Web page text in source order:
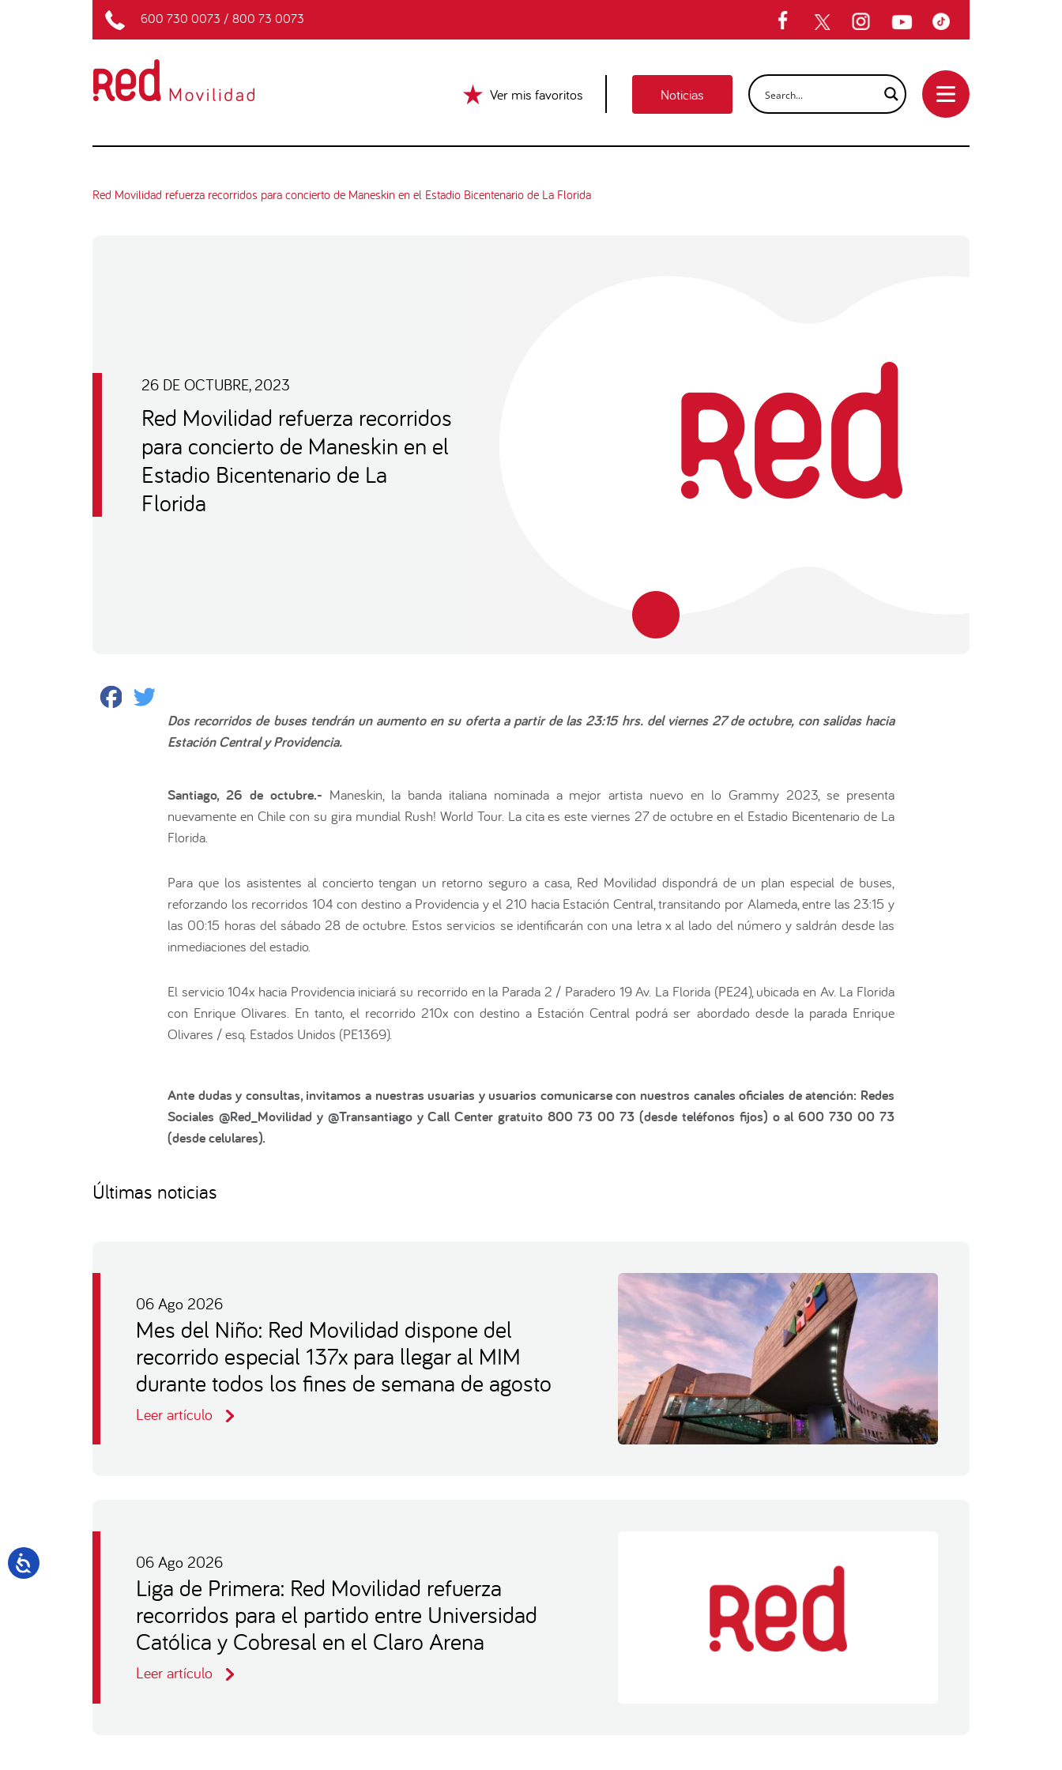
600 730 0073 / 800 73 0073
Ver mis favoritos Noticias
Red Movilidad refuerza recorridos para concierto de Maneskin en el Estadio Bicentenario de La Florida
26 DE OCTUBRE, 2023
Red Movilidad refuerza recorridos
para concierto de Maneskin en el
Estadio Bicentenario de La
Florida
Facebook
Dos recorridos de buses tendrán un aumento en su oferta a partir de las 23:15 hrs. del viernes 27 de octubre, con salidas hacia
Estación Central y Providencia.
Santiago, 26 de octubre.- Maneskin, la banda italiana nominada a mejor artista nuevo en lo Grammy 2023, se presenta
nuevamente en Chile con su gira mundial Rush! World Tour. La cita es este viernes 27 de octubre en el Estadio Bicentenario de La
Florida.
Para que los asistentes al concierto tengan un retorno seguro a casa, Red Movilidad dispondrá de un plan especial de buses,
reforzando los recorridos 104 con destino a Providencia y el 210 hacia Estación Central, transitando por Alameda, entre las 23:15 y
las 00:15 horas del sábado 28 de octubre. Estos servicios se identificarán con una letra x al lado del número y saldrán desde las
inmediaciones del estadio.
El servicio 104x hacia Providencia iniciará su recorrido en la Parada 2 / Paradero 19 Av. La Florida (PE24), ubicada en Av. La Florida
con Enrique Olivares. En tanto, el recorrido 210x con destino a Estación Central podrá ser abordado desde la parada Enrique
Olivares / esq. Estados Unidos (PE1369).
Ante dudas y consultas, invitamos a nuestras usuarias y usuarios comunicarse con nuestros canales oficiales de atención: Redes
Sociales @Red_Movilidad y @Transantiago y Call Center gratuito 800 73 00 73 (desde teléfonos fijos) o al 600 730 00 73
(desde celulares).
Últimas noticias
06 Ago 2026
Mes del Niño: Red Movilidad dispone del
recorrido especial 137x para llegar al MIM
durante todos los fines de semana de agosto
Leer artículo
06 Ago 2026
Liga de Primera: Red Movilidad refuerza
recorridos para el partido entre Universidad
Católica y Cobresal en el Claro Arena
Leer artículo